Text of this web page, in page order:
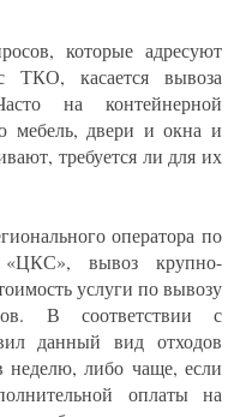
которые адресуют
ТКО, касается вывоза
на контейнерной
мебель, двери и окна и
требуется ли для их
оператора по
вывоз крупно-
услуги по вывозу
В соответствии с
данный вид отходов
неделю, либо чаще, если
оплаты на